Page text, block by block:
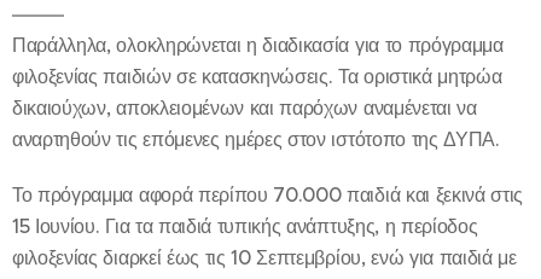
Παράλληλα, ολοκληρώνεται η διαδικασία για το πρόγραμμα
φιλοξενίας παιδιών σε κατασκηνώσεις. Τα οριστικά μητρώα
δικαιούχων, αποκλειομένων και παρόχων αναμένεται να
αναρτηθούν τις επόμενες ημέρες στον ιστότοπο της ΔΥΠΑ.
Το πρόγραμμα αφορά περίπου 70.000 παιδιά και ξεκινά στις
15 Ιουνίου. Για τα παιδιά τυπικής ανάπτυξης, η περίοδος
φιλοξενίας διαρκεί έως τις 10 Σεπτεμβρίου, ενώ για παιδιά με